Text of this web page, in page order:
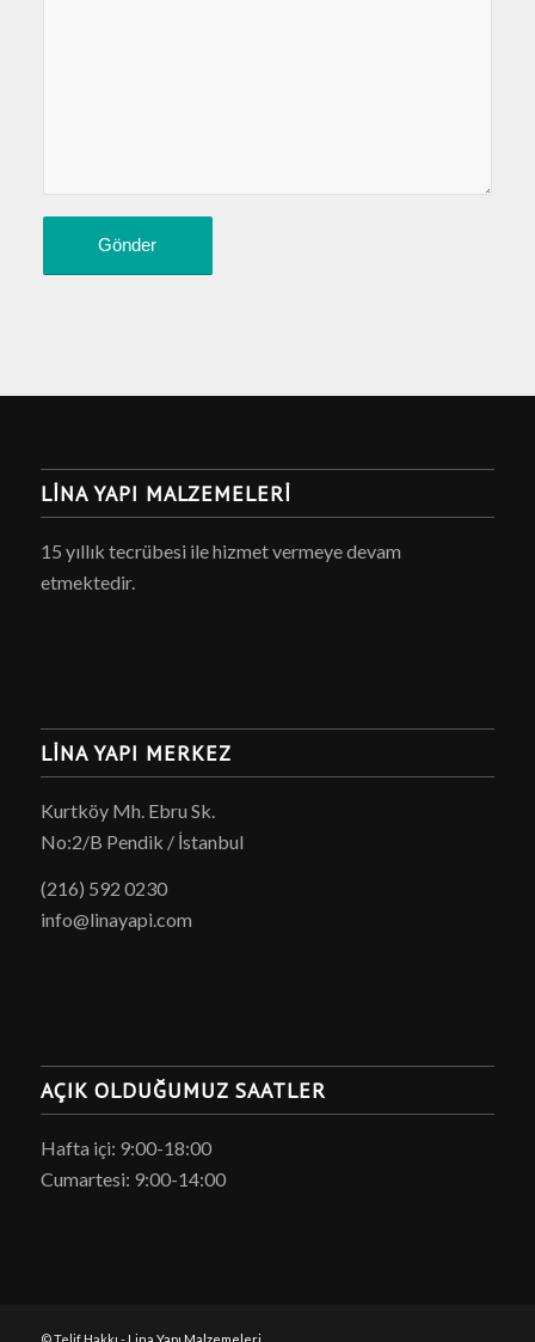
LINA YAPI MALZEMELERI
15 yıllık tecrübesi ile hizmet vermeye devam
etmektedir.
LINA YAPI MERKEZ
Kurtköy Mh. Ebru Sk.
No:2/B Pendik / İstanbul
(216) 592 0230
info@linayapi.com
AÇIK OLDUĞUMUZ SAATLER
Hafta içi: 9:00-18:00
Cumartesi: 9:00-14:00